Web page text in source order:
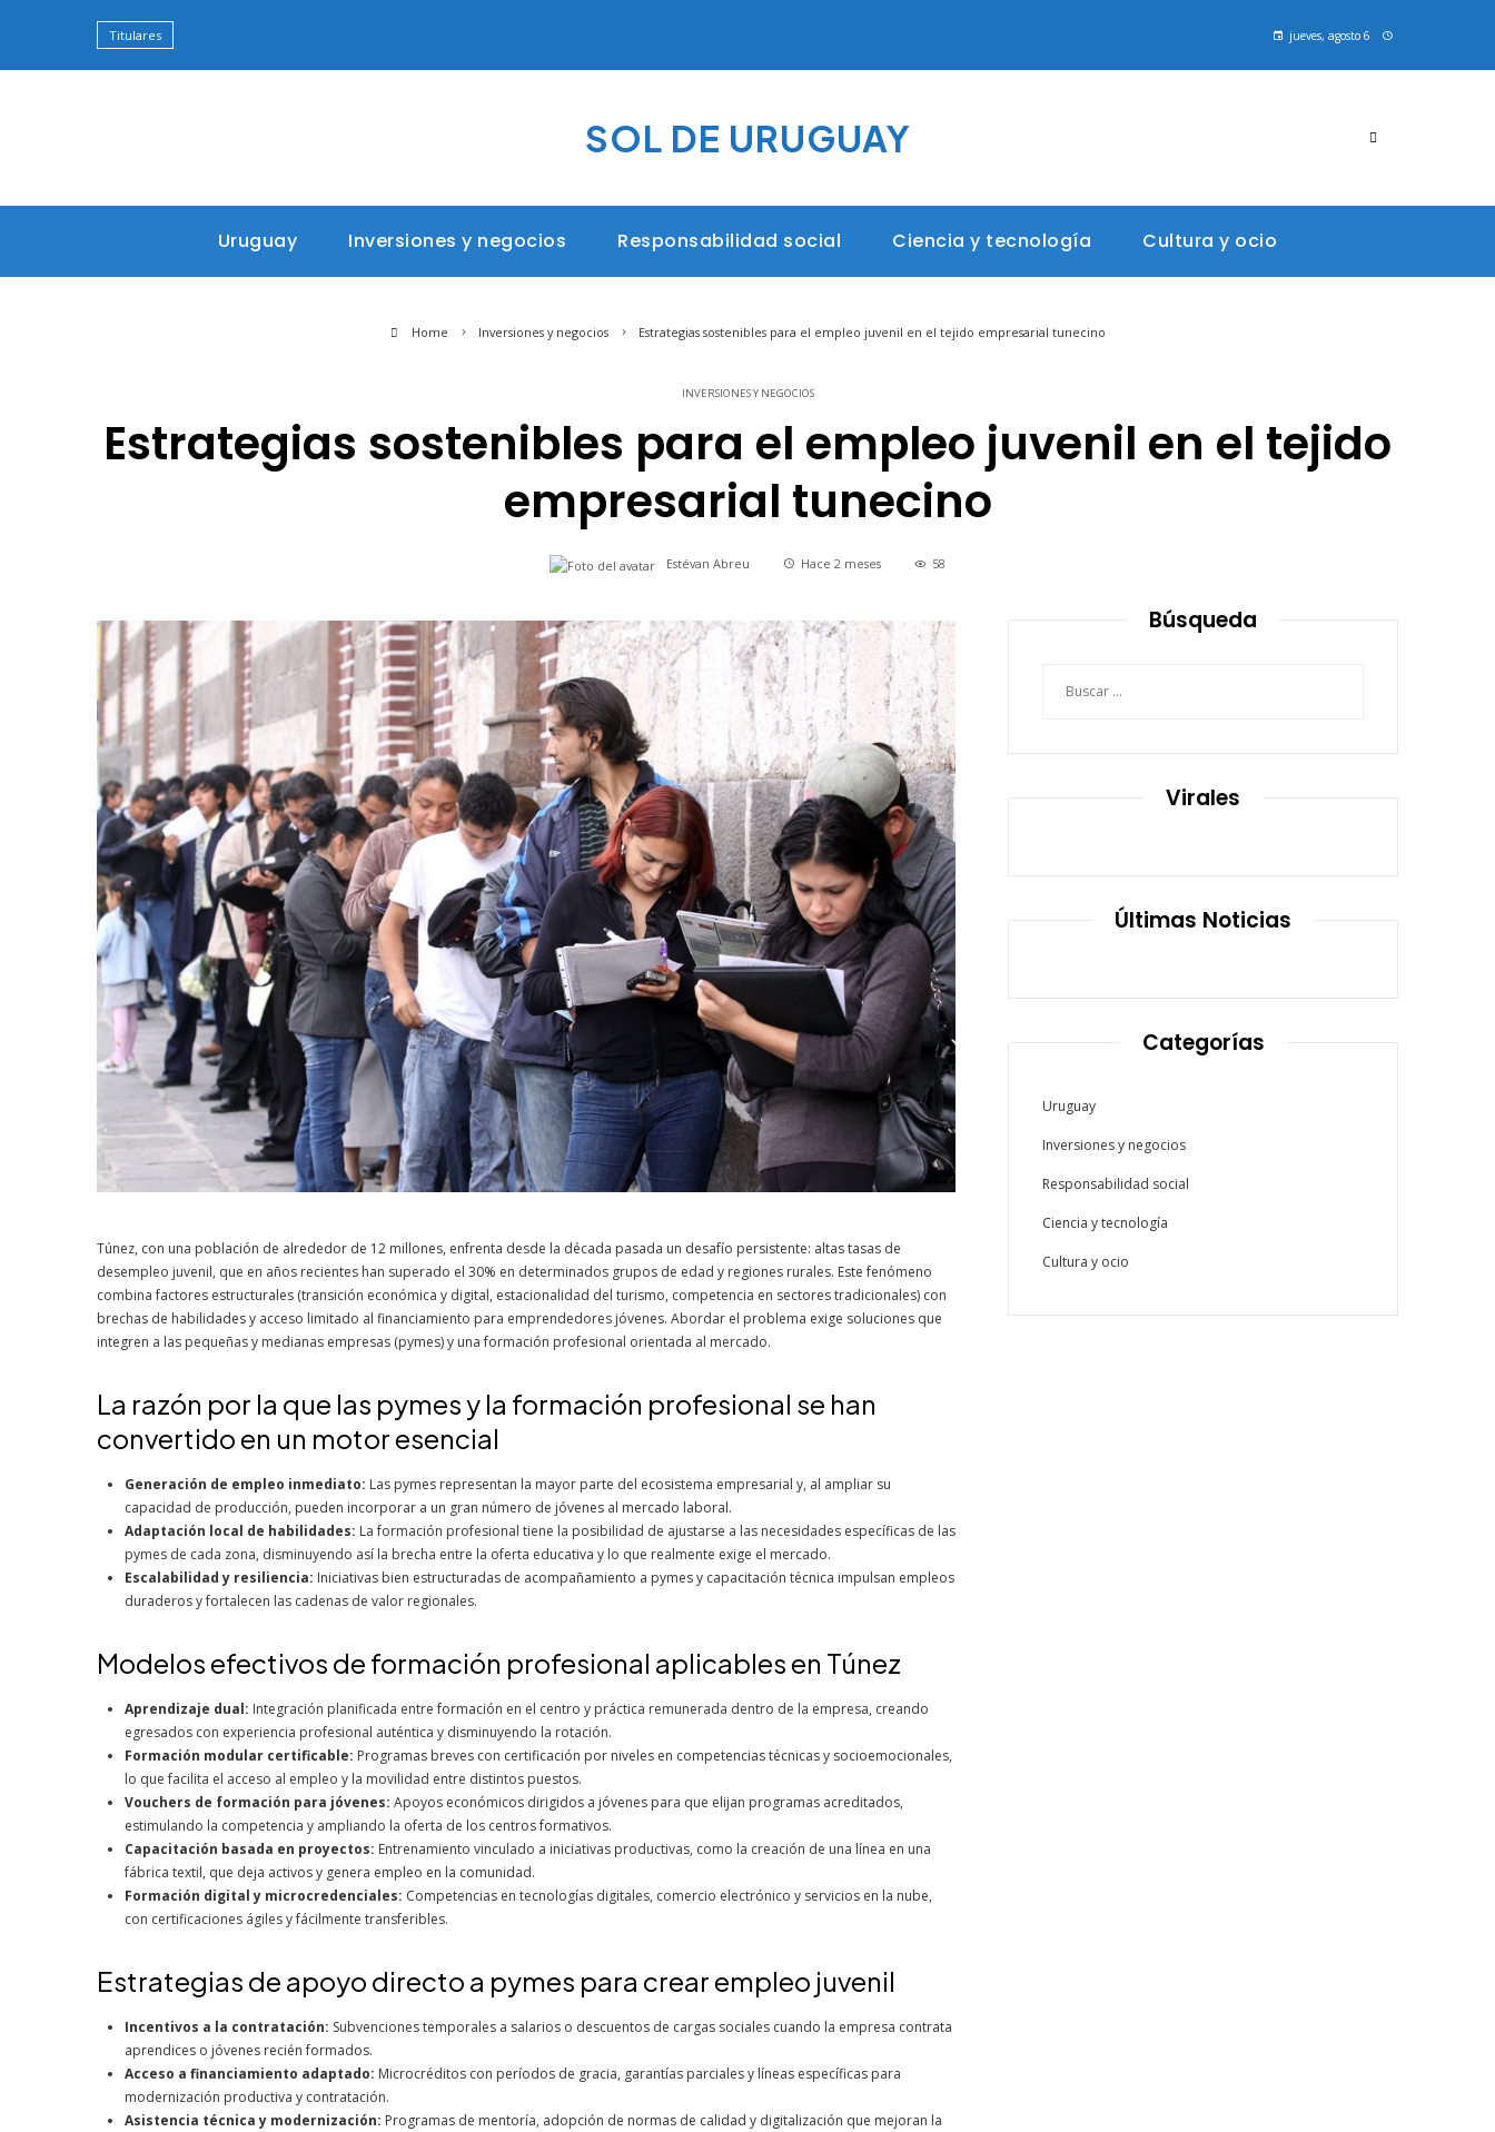
Titulares jueves, agosto 6
SOL DE URUGUAY
Uruguay Inversiones y negocios Responsabilidad social Ciencia y tecnología Cultura y ocio
Home Inversiones y negocios Estrategias sostenibles para el empleo juvenil en el tejido empresarial tunecino
INVERSIONES Y NEGOCIOS
Estrategias sostenibles para el empleo juvenil en el tejido
empresarial tunecino
Estévan Abreu Hace 2 meses 58
Túnez, con una población de alrededor de 12 millones, enfrenta desde la década pasada un desafío persistente: altas tasas de
desempleo juvenil, que en años recientes han superado el 30% en determinados grupos de edad y regiones rurales. Este fenómeno
combina factores estructurales (transición económica y digital, estacionalidad del turismo, competencia en sectores tradicionales) con
brechas de habilidades y acceso limitado al financiamiento para emprendedores jóvenes. Abordar el problema exige soluciones que
integren a las pequeñas y medianas empresas (pymes) y una formación profesional orientada al mercado.
La razón por la que las pymes y la formación profesional se han
convertido en un motor esencial
Generación de empleo inmediato: Las pymes representan la mayor parte del ecosistema empresarial y, al ampliar su
capacidad de producción, pueden incorporar a un gran número de jóvenes al mercado laboral.
Adaptación local de habilidades: La formación profesional tiene la posibilidad de ajustarse a las necesidades específicas de las
pymes de cada zona, disminuyendo así la brecha entre la oferta educativa y lo que realmente exige el mercado.
Escalabilidad y resiliencia: Iniciativas bien estructuradas de acompañamiento a pymes y capacitación técnica impulsan empleos
duraderos y fortalecen las cadenas de valor regionales.
Modelos efectivos de formación profesional aplicables en Túnez
Aprendizaje dual: Integración planificada entre formación en el centro y práctica remunerada dentro de la empresa, creando
egresados con experiencia profesional auténtica y disminuyendo la rotación.
Formación modular certificable: Programas breves con certificación por niveles en competencias técnicas y socioemocionales,
lo que facilita el acceso al empleo y la movilidad entre distintos puestos.
Vouchers de formación para jóvenes: Apoyos económicos dirigidos a jóvenes para que elijan programas acreditados,
estimulando la competencia y ampliando la oferta de los centros formativos.
Capacitación basada en proyectos: Entrenamiento vinculado a iniciativas productivas, como la creación de una línea en una
fábrica textil, que deja activos y genera empleo en la comunidad.
Formación digital y microcredenciales: Competencias en tecnologías digitales, comercio electrónico y servicios en la nube,
con certificaciones ágiles y fácilmente transferibles.
Estrategias de apoyo directo a pymes para crear empleo juvenil
Incentivos a la contratación: Subvenciones temporales a salarios o descuentos de cargas sociales cuando la empresa contrata
aprendices o jóvenes recién formados.
Acceso a financiamiento adaptado: Microcréditos con períodos de gracia, garantías parciales y líneas específicas para
modernización productiva y contratación.
Asistencia técnica y modernización: Programas de mentoría, adopción de normas de calidad y digitalización que mejoran la
Búsqueda
Virales
Últimas Noticias
Categorías
Uruguay
Inversiones y negocios
Responsabilidad social
Ciencia y tecnología
Cultura y ocio